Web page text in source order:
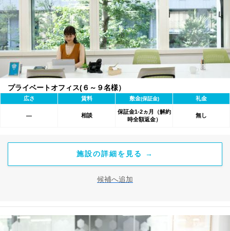
プライベートオフィス(６～９名様）
広さ 賃料 敷金(保証金) 礼金
― 相談
保証金1-2ヵ月（解約
時全額返金）
無し
施設の詳細を見る →
候補へ追加